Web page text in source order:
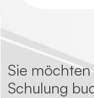
Sie
Schulung